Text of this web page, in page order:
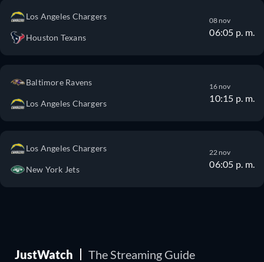
Los Angeles Chargers
Houston Texans
08 nov
06:05 p. m.
Baltimore Ravens
Los Angeles Chargers
16 nov
10:15 p. m.
Los Angeles Chargers
New York Jets
22 nov
06:05 p. m.
JustWatch The Streaming Guide